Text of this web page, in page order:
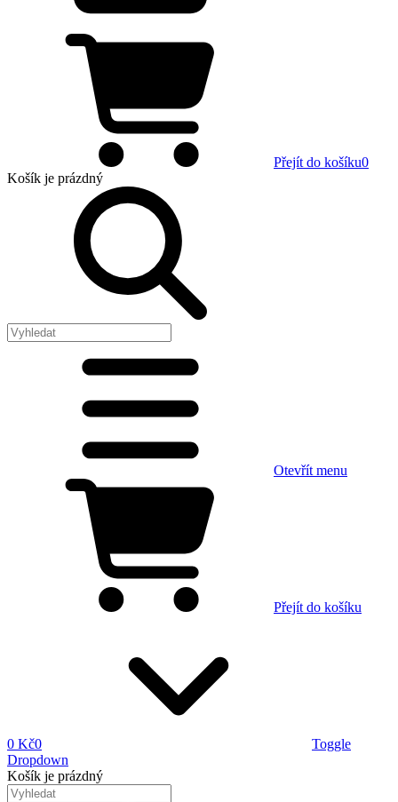
Přejít do košíku0
Košík je prázdný
Otevřít menu
Přejít do košíku
0 Kč0
Toggle
Dropdown
Košík je prázdný